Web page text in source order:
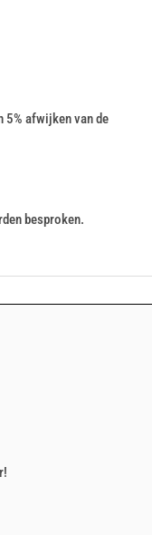
5% afwijken van de
besproken.